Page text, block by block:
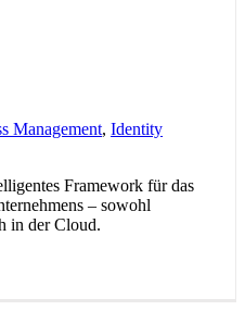
Management, Identity
Framework für das
– sowohl
in der Cloud.